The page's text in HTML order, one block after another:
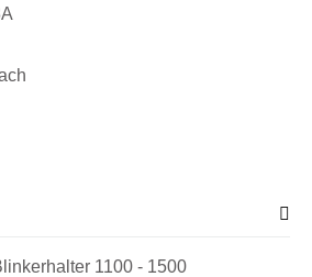
1100 - 1500